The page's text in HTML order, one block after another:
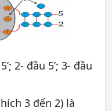
2- đầu 5’; 3- đầu
3 đến 2) là